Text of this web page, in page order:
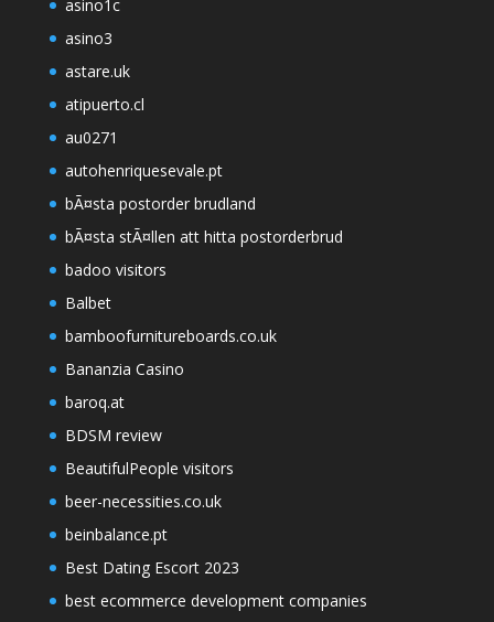
asino1c
asino3
astare.uk
atipuerto.cl
au0271
autohenriquesevale.pt
bÃ¤sta postorder brudland
bÃ¤sta stÃ¤llen att hitta postorderbrud
badoo visitors
Balbet
bamboofurnitureboards.co.uk
Bananzia Casino
baroq.at
BDSM review
BeautifulPeople visitors
beer-necessities.co.uk
beinbalance.pt
Best Dating Escort 2023
best ecommerce development companies